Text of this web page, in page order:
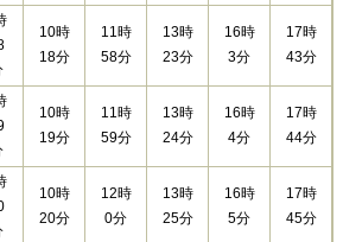
10時
18分
11時
58分
13時
23分
16時
3分
17時
43分
10時
19分
11時
59分
13時
24分
16時
4分
17時
44分
10時
20分
12時
0分
13時
25分
16時
5分
17時
45分